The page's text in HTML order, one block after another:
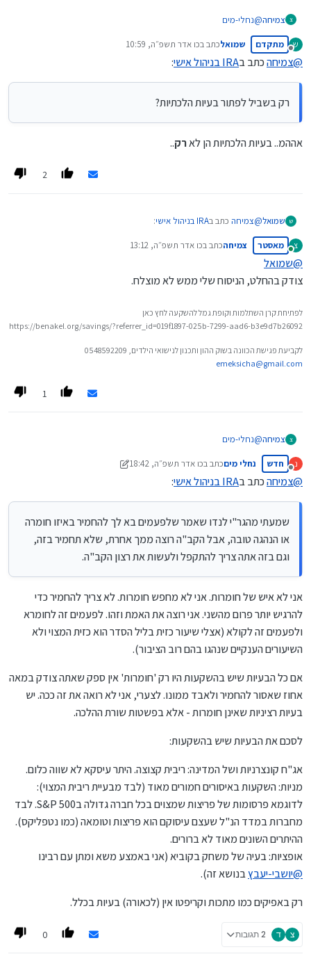
צ צמיחה@נחלי-מים
האם מתכוון לומר שאתה רוצה להפסיד הרבה כסף כל חודש בגלל
האינפלציה והדמי ניהול, רק בשביל לפתור בעיות הלכתיות?
אני מקווה שהתייעצת עם רב גדול !!
ש
מנותק
מתקדם שמואלכתב בכו אדר תשפ״ה, 10:59
נערך לאחרונה על ידי
@צמיחהכתב בIRA בניהול אישי :
רק בשביל לפתור בעיות הלכתיות?
אההמ.. בעיות הלכתיות הן לארק..
2
ש שמואל@צמיחה כתב בIRA בניהול אישי :
אההמ.. בעיות הלכתיות הן לא
צ
מחובר
מאסטר צמיחהכתב בכו אדר תשפ״ה, 13:12
נערך לאחרונה על ידי
@שמואל
צודק בהחלט, הניסוח שלי ממש לא מוצלח.
לפתיחת קרן השתלמות וקופת גמל להשקעה לחץ כאן
https://benakel.org/savings/?referrer_id=019f1897-025b-7299-aad6-b3e9d7b26092
לקביעת פגישת הכוונה בשוק ההון ותכנון לנישואי הילדים, 0548592209
emeksicha@gmail.com
1
צ צמיחה@נחלי-מים
שמעתי מהגר"י לנדו שאמר שלפעמים בא לך להחמיר באיזו חומרה או
הנהגה טובה, אבל הקב"ה רוצה ממך אחרת, שלא תחמיר בזה, וגם בזה
אתה צריך להתקפל ולעשות את רצון הקב"ה.
שצריך להסתמך על היתר עיסקא, ולמרות שר' ניסים קרליץ זצ"ל אמר לא
להסתמך על היתר עיסקא.
האם בכל ההלכות אתה כ"כ מחמיר? א"כ החרשתי ואני ממש מקנא בך
באמת.
לא מדובר כאן על מליונים מיותרים, מדובר כאן על צורך בסיסי שהקב"ה
נ
מנותק
חדש נחלי מיםכתב בכו אדר תשפ״ה, 18:42
נערך לאחרונה על ידי נחלי מים
@צמיחהכתב בIRA בניהול אישי :
שמעתי מהגר"י לנדו שאמר שלפעמים בא לך להחמיר באיזו חומרה
או הנהגה טובה, אבל הקב"ה רוצה ממך אחרת, שלא תחמיר בזה,
וגם בזה אתה צריך להתקפל ולעשות את רצון הקב"ה.
אני לא איש של חומרות. אני לא מחפש חומרות. לא צריך להחמיר כדי
להרגיש יותר פרום מהשני. אני רוצה את האמת וזהו. לפעמים זה לחומרא
ולפעמים זה לקולא (אצלי שיעור כזית בליל הסדר הוא כזית המצוי ולא
השיעורים הענקיים שנהגו בהם רוב הציבור).
אם כל הבעיות שיש בהשקעות היו רק 'חומרות' אין ספק שאתה צודק במאה
אחוז שאסור להחמיר ולאבד ממונו. לצערי, אני לא רואה את זה ככה. יש
בעיות רציניות שאינן חומרות - אלא בפשטות שורת ההלכה.
לסכם את הבעיות שיש בהשקעות:
אג"ח קונצרניות ושל המדינה: ריבית קצוצה. היתר עיסקא לא שווה כלום.
מניות: השקעות באיסורים חמורים מאוד (לבד מבעיית ריבית המצוי):
לדוגמא פרסומות של פריצות שמצוים בכל חברה גדולה בS&P 500. לבד
מחברות במדד הנ"ל שעצם עיסוקם הוא פריצות וטומאה (כמו נטפליקס).
ההיתרים השונים מאוד לא ברורים.
אופציות: בעיה של משחק בקוביא (אני באמצע משא ומתן עם רבינו
@יושבי-יעבץבנושא זה).
רק באפיקים כמו מתכות וקריפטו אין (לכאורה) בעיות בכלל.
צ ד 2 תגובות 0